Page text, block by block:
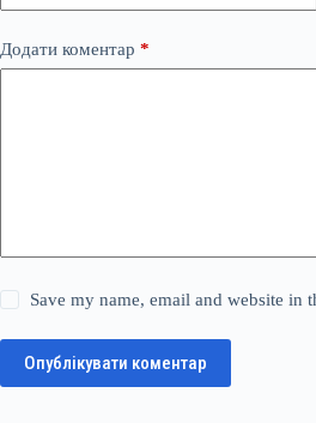
Додати коментар *
Save my name, email and website in
Опублікувати коментар